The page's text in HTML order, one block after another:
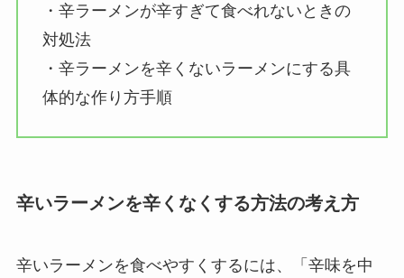
・辛ラーメンが辛すぎて食べれないときの
対処法
・辛ラーメンを辛くないラーメンにする具
体的な作り方手順
辛いラーメンを辛くなくする方法の考え方
辛いラーメンを食べやすくするには、「辛味を中